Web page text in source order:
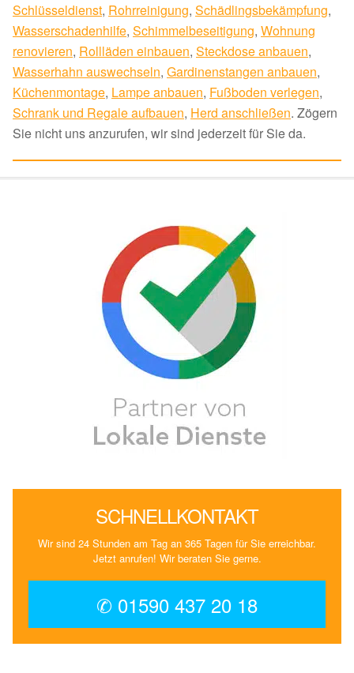
Schlüsseldienst, Rohrreinigung, Schädlingsbekämpfung,
Wasserschadenhilfe, Schimmelbeseitigung, Wohnung
renovieren, Rollläden einbauen, Steckdose anbauen,
Wasserhahn auswechseln, Gardinenstangen anbauen,
Küchenmontage, Lampe anbauen, Fußboden verlegen,
Schrank und Regale aufbauen, Herd anschließen. Zögern
Sie nicht uns anzurufen, wir sind jederzeit für Sie da.
SCHNELLKONTAKT
Wir sind 24 Stunden am Tag an 365 Tagen für Sie erreichbar.
Jetzt anrufen! Wir beraten Sie gerne.
✆ 01590 437 20 18